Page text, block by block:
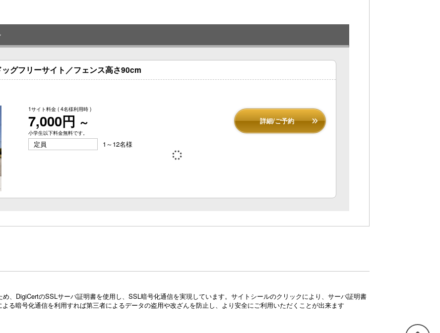
グフリーサイト／フェンス高さ90cm
1サイト料金 ( 4名様利用時 )
7,000円 ～
小学生以下料金無料です。
詳細/ご予約
定員 1～12名様
、DigiCertのSSLサーバ証明書を使用し、SSL暗号化通信を実現しています。サイトシールのクリックにより、サーバ証明書
る暗号化通信を利用すれば第三者によるデータの盗用や改ざんを防止し、より安全にご利用いただくことが出来ます